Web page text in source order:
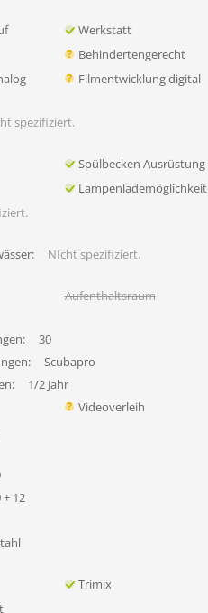
Werkstatt
Behindertengerecht
Filmentwicklung digital
spezifiziert.
Spülbecken Ausrüstung
Lampenlademöglichkeit
NIcht spezifiziert.
Aufenthaltsraum
30
Scubapro
1/2 Jahr
Videoverleih
+ 12
Trimix